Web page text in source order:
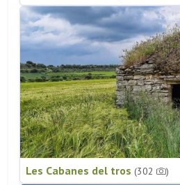
Les Cabanes del tros (302 )